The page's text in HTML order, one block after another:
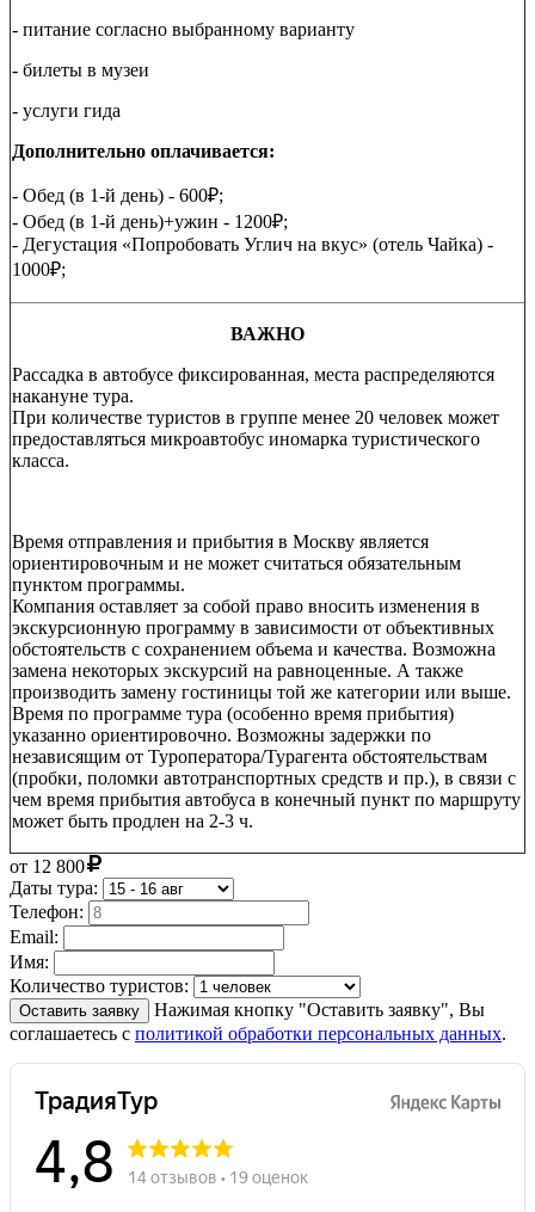
- питание согласно выбранному варианту
- билеты в музеи
- услуги гида
Дополнительно оплачивается:
- Обед (в 1-й день) - 600₽;
- Обед (в 1-й день)+ужин - 1200₽;
- Дегустация «Попробовать Углич на вкус» (отель Чайка) -
1000₽;
ВАЖНО
Рассадка в автобусе фиксированная, места распределяются
накануне тура.
При количестве туристов в группе менее 20 человек может
предоставляться микроавтобус иномарка туристического
класса.
Время отправления и прибытия в Москву является
ориентировочным и не может считаться обязательным
пунктом программы.
Компания оставляет за собой право вносить изменения в
экскурсионную программу в зависимости от объективных
обстоятельств с сохранением объема и качества. Возможна
замена некоторых экскурсий на равноценные. А также
производить замену гостиницы той же категории или выше.
Время по программе тура (особенно время прибытия)
указанно ориентировочно. Возможны задержки по
независящим от Туроператора/Турагента обстоятельствам
(пробки, поломки автотранспортных средств и пр.), в связи с
чем время прибытия автобуса в конечный пункт по маршруту
может быть продлен на 2-3 ч.
от 12 800
Даты тура:
Телефон:
Email:
Имя:
Количество туристов:
Оставить заявку
Нажимая кнопку "Оставить заявку", Вы
соглашаетесь с политикой обработки персональных данных.